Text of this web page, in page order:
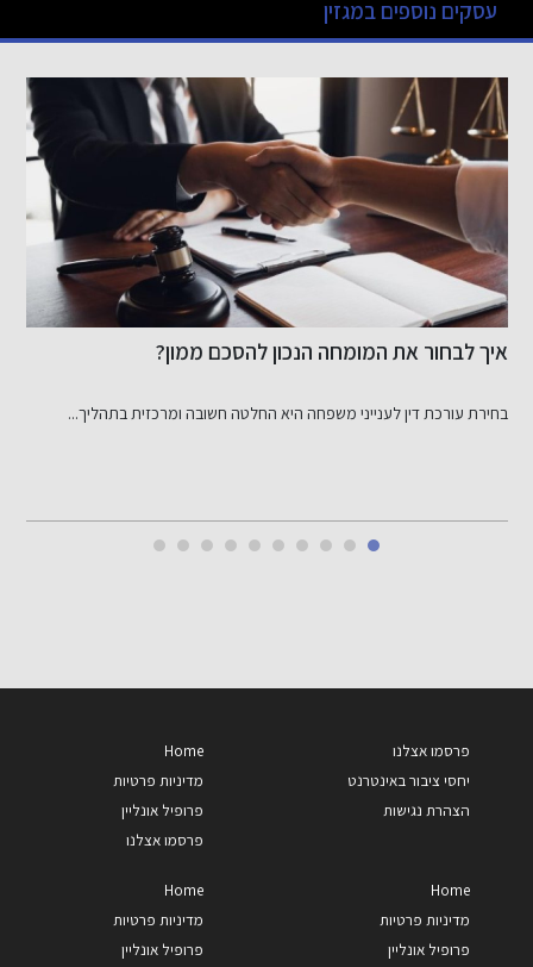
עסקים נוספים במגזין
איך לבחור את המומחה הנכון להסכם ממון?
בחירת עורכת דין לענייני משפחה היא החלטה חשובה ומרכזית בתהליך...
פרסמו אצלנו
יחסי ציבור באינטרנט
הצהרת נגישות
Home
מדיניות פרטיות
פרופיל אונליין
פרסמו אצלנו
Home
מדיניות פרטיות
פרופיל אונליין
Home
מדיניות פרטיות
פרופיל אונליין